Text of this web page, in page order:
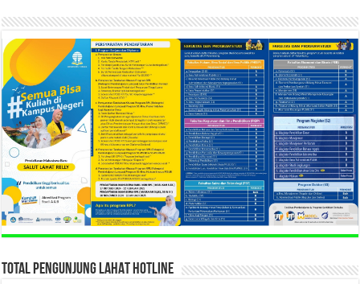
TOTAL PENGUNJUNG LAHAT HOTLINE